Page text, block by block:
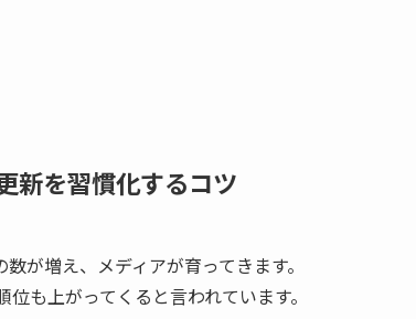
新を習慣化するコツ
が増え、メディアが育ってきます。
も上がってくると言われています。